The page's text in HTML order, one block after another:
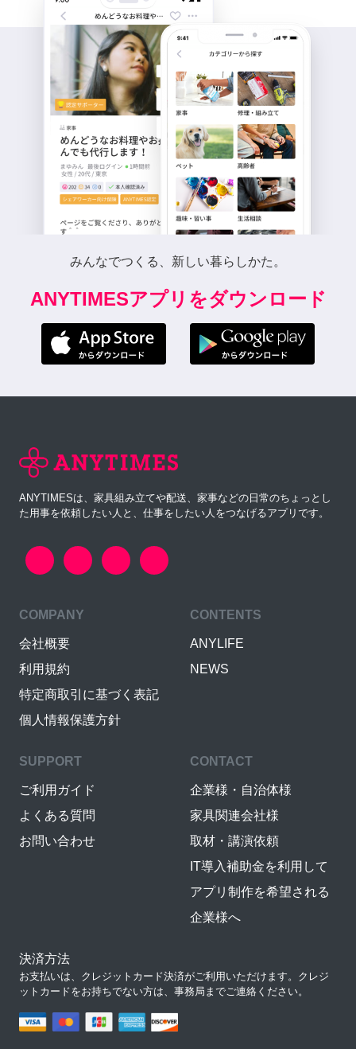
みんなでつくる、新しい暮らしかた。
ANYTIMESアプリをダウンロード
ANYTIMESは、家具組み立てや配送、家事などの日常のちょっとし
た用事を依頼したい人と、仕事をしたい人をつなげるアプリです。
COMPANY
会社概要
利用規約
特定商取引に基づく表記
個人情報保護方針
CONTENTS
ANYLIFE
NEWS
SUPPORT
ご利用ガイド
よくある質問
お問い合わせ
CONTACT
企業様・自治体様
家具関連会社様
取材・講演依頼
IT導入補助金を利用して
アプリ制作を希望される
企業様へ
決済方法
お支払いは、クレジットカード決済がご利用いただけます。クレジ
ットカードをお持ちでない方は、事務局までご連絡ください。